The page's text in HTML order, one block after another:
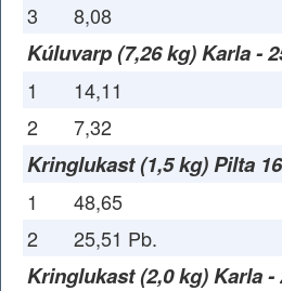
3 8,08
Kúluvarp (7,26 kg) Karla -
1 14,11
2 7,32
Kringlukast (1,5 kg) Pilta
1 48,65
2 25,51 Pb.
Kringlukast (2,0 kg) Karla -